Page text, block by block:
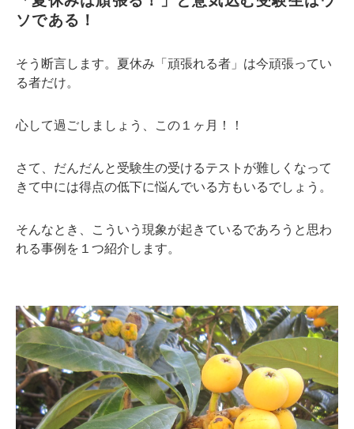
ソである！
そう断言します。夏休み「頑張れる者」は今頑張ってい
る者だけ。
心して過ごしましょう、この１ヶ月！！
さて、だんだんと受験生の受けるテストが難しくなって
きて中には得点の低下に悩んでいる方もいるでしょう。
そんなとき、こういう現象が起きているであろうと思わ
れる事例を１つ紹介します。